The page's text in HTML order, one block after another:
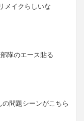
メイクらしいな
隊のエース貼る
の問題シーンがこちら